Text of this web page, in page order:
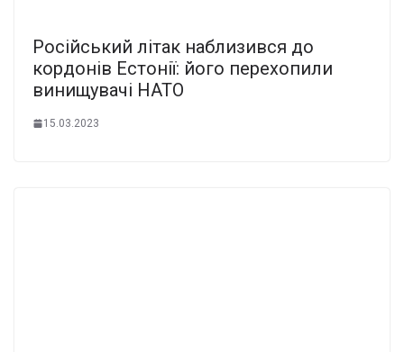
Російський літак наблизився до
кордонів Естонії: його перехопили
винищувачі НАТО
15.03.2023